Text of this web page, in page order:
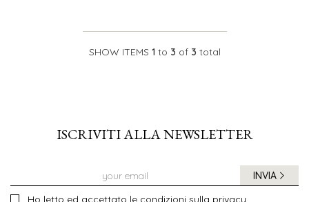
SHOW ITEMS 1 to 3 of 3 total
ISCRIVITI ALLA NEWSLETTER
Ho letto ed accettato le condizioni sulla privacy.
INVIA